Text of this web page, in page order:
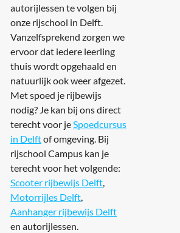
autorijlessen te volgen bij
onze rijschool in Delft.
Vanzelfsprekend zorgen we
ervoor dat iedere leerling
thuis wordt opgehaald en
natuurlijk ook weer afgezet.
Met spoed je rijbewijs
nodig? Je kan bij ons direct
terecht voor jeSpoedcursus
in Delftof omgeving. Bij
rijschool Campus kan je
terecht voor het volgende:
Scooter rijbewijs Delft,
Motorrijles Delft,
Aanhanger rijbewijs Delft
en autorijlessen.